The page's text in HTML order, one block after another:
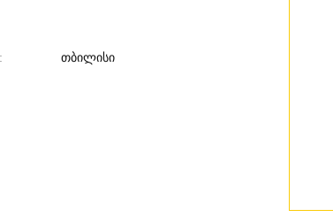
თბილისი